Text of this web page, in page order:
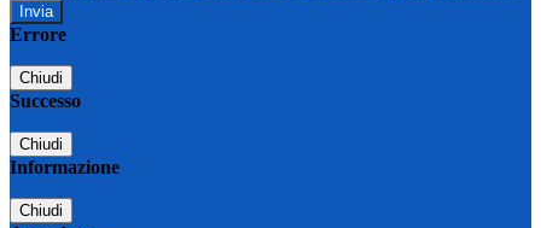
Errore
Chiudi
Successo
Chiudi
Informazione
Chiudi